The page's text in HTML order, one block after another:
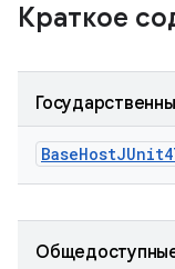
Краткое
BaseHost